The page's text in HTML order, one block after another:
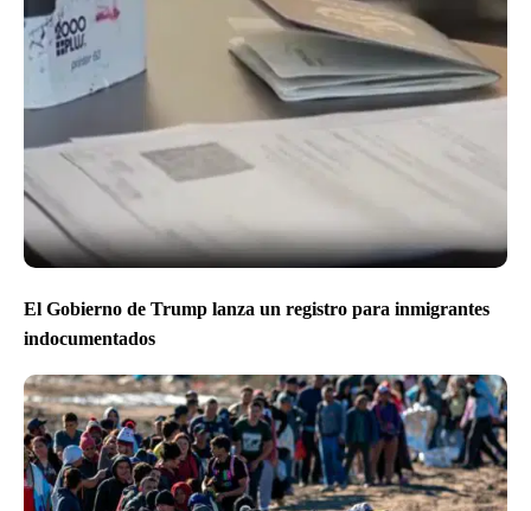
El Gobierno de Trump lanza un registro para inmigrantes
indocumentados